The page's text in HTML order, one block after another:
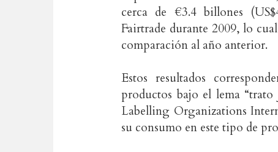
cerca de €3.4 billones
Fairtrade durante 2009, lo
comparación al año anterior.
Estos resultados
productos bajo el lema “trato
Labelling Organizations
su consumo en este tipo de